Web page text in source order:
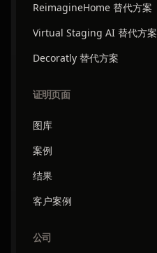
ReimagineHome 替代方案
Virtual Staging AI 替代方案
Decoratly 替代方案
证明页面
图库
案例
结果
客户案例
公司